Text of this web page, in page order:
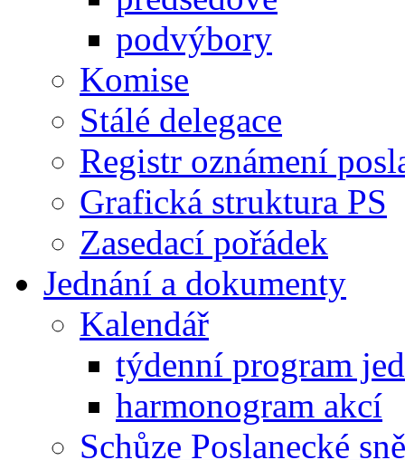
podvýbory
Komise
Stálé delegace
Registr oznámení
Grafická struktura PS
Zasedací pořádek
Jednání a dokumenty
Kalendář
týdenní program
harmonogram akcí
Schůze Poslanecké